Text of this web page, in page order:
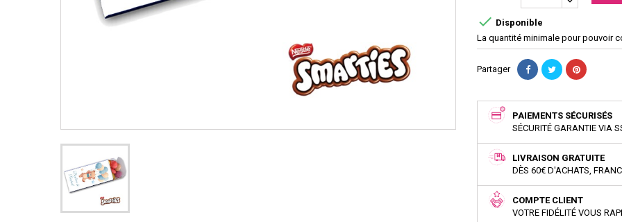
 Disponible
La quantité minimale pour pouvoir
Partager
PAIEMENTS SÉCURISÉS
SÉCURITÉ GARANTIE VIA
LIVRAISON GRATUITE
DÈS 60€ D'ACHATS,
COMPTE CLIENT
VOTRE FIDÉLITÉ VOUS